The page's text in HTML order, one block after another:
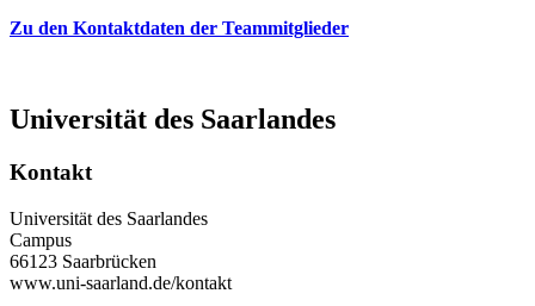
Zu den Kontaktdaten der Teammitglieder
Universität des Saarlandes
Kontakt
Universität des Saarlandes
Campus
66123 Saarbrücken
www.uni-saarland.de/kontakt